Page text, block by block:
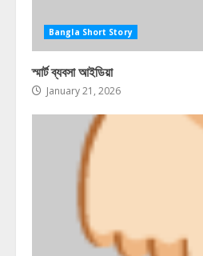
Bangla Short Story
স্মার্ট ব্যবসা আইডিয়া
January 21, 2026